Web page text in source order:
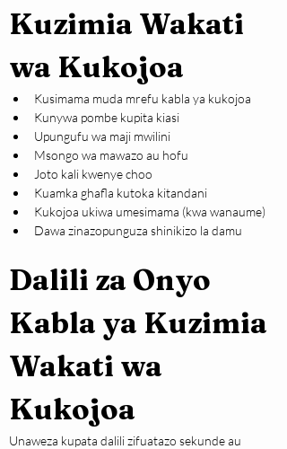
Kuzimia Wakati
wa Kukojoa
Kusimama muda mrefu kabla ya kukojoa
Kunywa pombe kupita kiasi
Upungufu wa maji mwilini
Msongo wa mawazo au hofu
Joto kali kwenye choo
Kuamka ghafla kutoka kitandani
Kukojoa ukiwa umesimama (kwa wanaume)
Dawa zinazopunguza shinikizo la damu
Dalili za Onyo
Kabla ya Kuzimia
Wakati wa
Kukojoa
Unaweza kupata dalili zifuatazo sekunde au